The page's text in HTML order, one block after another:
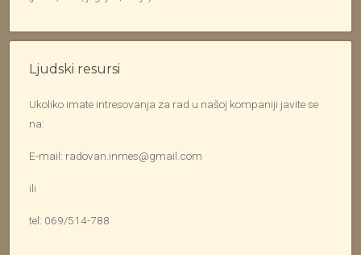
Ljudski resursi
Ukoliko imate intresovanja za rad u našoj kompaniji javite se
na:
E-mail: radovan.inmes@gmail.com
ili
tel: 069/514-788